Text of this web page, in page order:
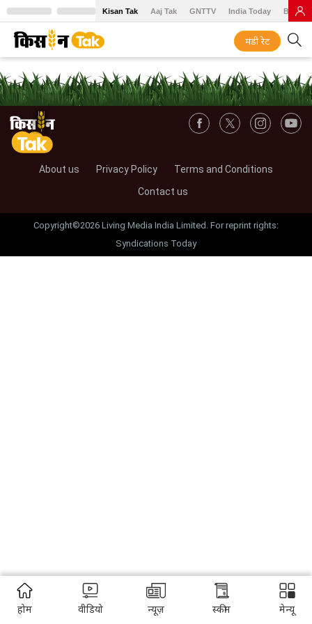
Kisan Tak Aaj Tak GNTTV India Today BT
मंडी रेट
About us Privacy Policy
Terms and Conditions
Contact us
Copyright©2026 Living Media India Limited. For reprint rights:
Syndications Today
होम वीडियो न्यूज़ स्कीम मेन्यू